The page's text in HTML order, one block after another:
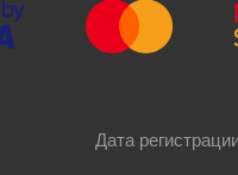
Дата